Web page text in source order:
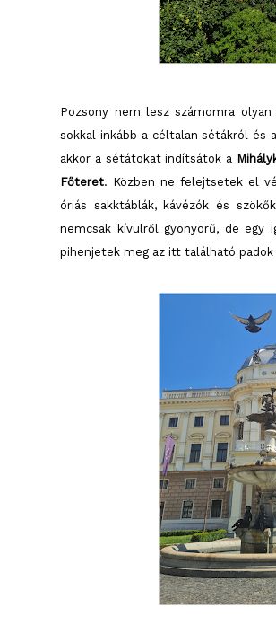
Pozsony nem lesz számomra
sokkal inkább a céltalan sétákról és
akkor a sétátokat indítsátok a
Főteret. Közben ne felejtsetek el
óriás sakktáblák, kávézók és
nemcsak kívülről gyönyörű, de
pihenjetek meg az itt található padok